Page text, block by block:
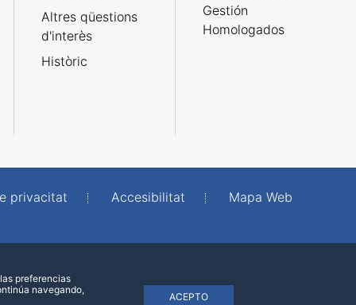
Altres qüestions
d'interès
Històric
Gestión
Homologados
privacitat Accesibilitat
Mapa Web
preferencias
navegando,
ACEPTO